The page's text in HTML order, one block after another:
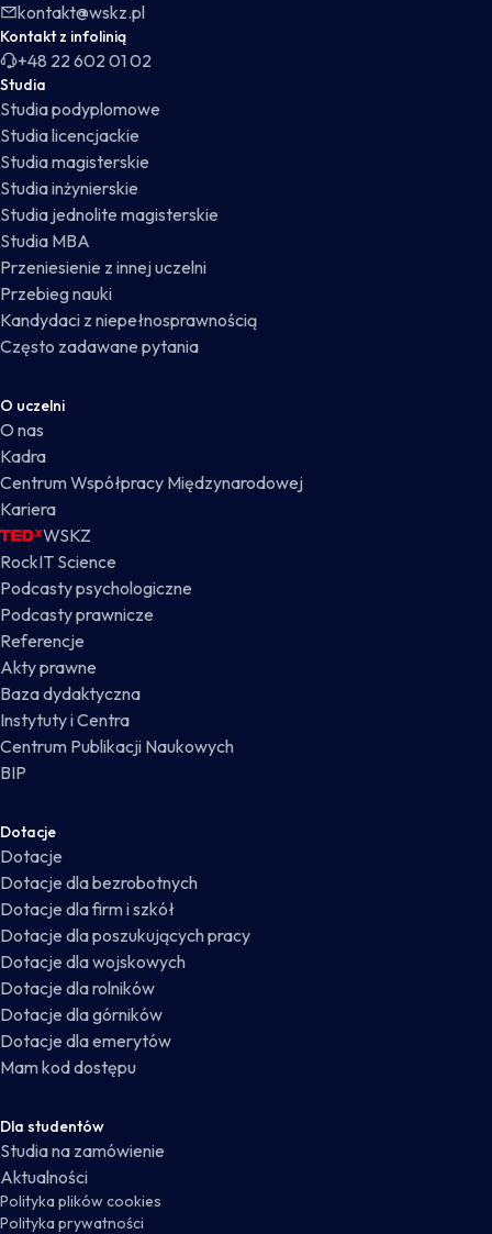
kontakt@wskz.pl
Kontakt z infolinią
+48 22 602 01 02
Studia
Studia podyplomowe
Studia licencjackie
Studia magisterskie
Studia inżynierskie
Studia jednolite magisterskie
Studia MBA
Przeniesienie z innej uczelni
Przebieg nauki
Kandydaci z niepełnosprawnością
Często zadawane pytania
O uczelni
O nas
Kadra
Centrum Współpracy Międzynarodowej
Kariera
WSKZ
RockIT Science
Podcasty psychologiczne
Podcasty prawnicze
Referencje
Akty prawne
Baza dydaktyczna
Instytuty i Centra
Centrum Publikacji Naukowych
BIP
Dotacje
Dotacje
Dotacje dla bezrobotnych
Dotacje dla firm i szkół
Dotacje dla poszukujących pracy
Dotacje dla wojskowych
Dotacje dla rolników
Dotacje dla górników
Dotacje dla emerytów
Mam kod dostępu
Dla studentów
Studia na zamówienie
Aktualności
Polityka plików cookies
Polityka prywatności